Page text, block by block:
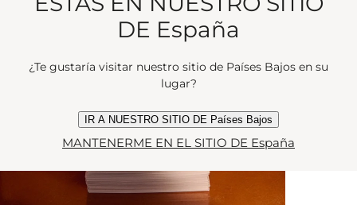
DE España
¿Te gustaría visitar nuestro sitio de Países Bajos en su
lugar?
IR A NUESTRO SITIO DE Países Bajos
MANTENERME EN EL SITIO DE España